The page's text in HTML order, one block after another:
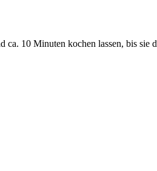
10 Minuten kochen lassen, bis sie